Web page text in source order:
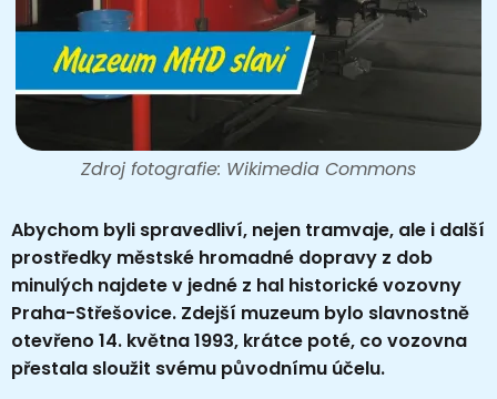
Zdroj fotografie: Wikimedia Commons
Abychom byli spravedliví, nejen tramvaje, ale i další
prostředky městské hromadné dopravy z dob
minulých najdete v jedné z hal historické vozovny
Praha-Střešovice. Zdejší muzeum bylo slavnostně
otevřeno 14. května 1993, krátce poté, co vozovna
přestala sloužit svému původnímu účelu.